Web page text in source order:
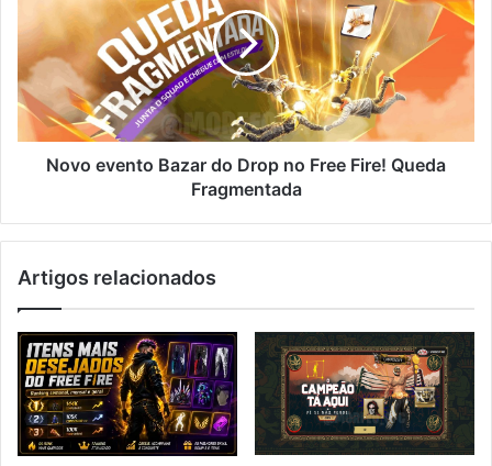
do
Drop
no
Free
Fire!
Queda
Fragmentada
Novo evento Bazar do Drop no Free Fire! Queda
Fragmentada
Artigos relacionados